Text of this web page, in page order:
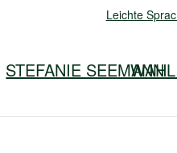
Leichte
STEFANIE SEEMANN